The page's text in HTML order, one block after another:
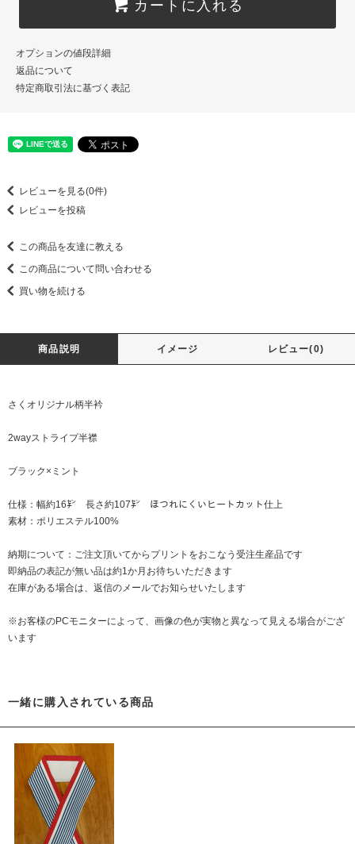
オプションの値段詳細
返品について
特定商取引法に基づく表記
レビューを見る(0件)
レビューを投稿
この商品を友達に教える
この商品について問い合わせる
買い物を続ける
商品説明 イメージ レビュー(0)
さくオリジナル柄半衿
2wayストライプ半襟
ブラック×ミント
仕様：幅約16㌢ 長さ約107㌢ ほつれにくいヒートカット仕上
素材：ポリエステル100%
納期について：ご注文頂いてからプリントをおこなう受注生産品です
即納品の表記が無い品は約1か月お待ちいただきます
在庫がある場合は、返信のメールでお知らせいたします
※お客様のPCモニターによって、画像の色が実物と異なって見える場合がござ
います
一緒に購入されている商品